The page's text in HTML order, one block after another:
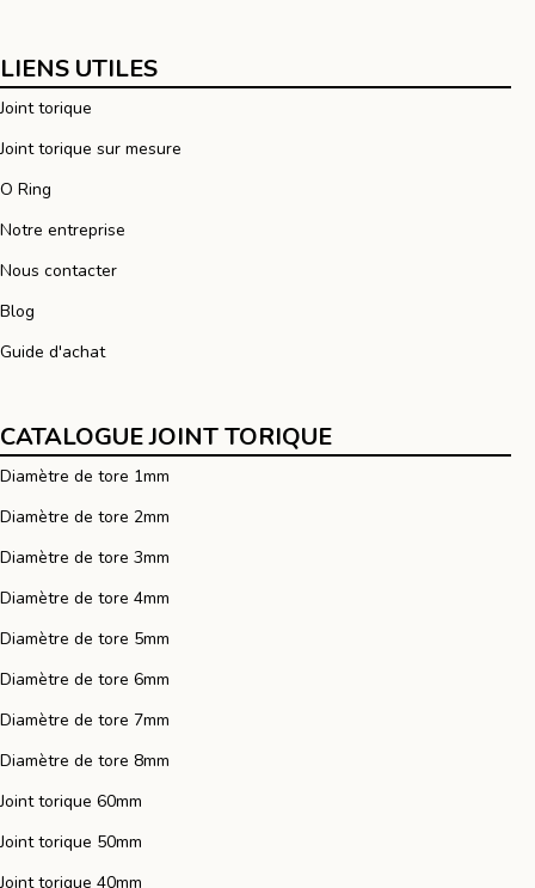
LIENS UTILES
Joint torique
Joint torique sur mesure
O Ring
Notre entreprise
Nous contacter
Blog
Guide d'achat
CATALOGUE JOINT TORIQUE
Diamètre de tore 5mm
Diamètre de tore 6mm
Diamètre de tore 7mm
Diamètre de tore 8mm
Joint torique 60mm
Joint torique 50mm
Joint torique 40mm
Diamètre de tore 1mm
Diamètre de tore 2mm
Diamètre de tore 3mm
Diamètre de tore 4mm